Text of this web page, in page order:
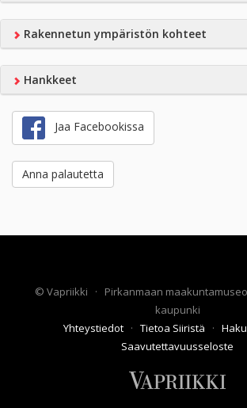
Rakennetun ympäristön kohteet
Hankkeet
Jaa Facebookissa
Anna palautetta
© Vapriikki · Pirkanmaan maakuntamuseo
kaupunki
Yhteystiedot · Tietoa Siiristä ·
Saavutettavuusseloste